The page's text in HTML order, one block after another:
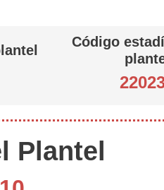
Código
Plantel